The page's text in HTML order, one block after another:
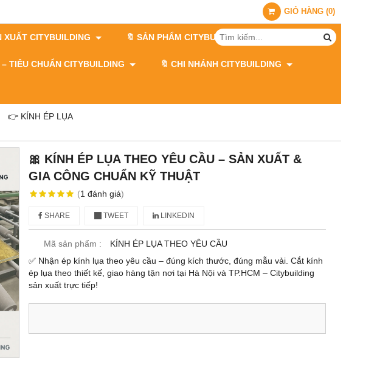
GIỎ HÀNG (0)
XUẤT CITYBUILDING 🔖 SẢN PHẨM CITYBUILDING
– TIÊU CHUẨN CITYBUILDING 🔖 CHI NHÁNH CITYBUILDING
👉 KÍNH ÉP LỤA
🎀 KÍNH ÉP LỤA THEO YÊU CẦU – SẢN XUẤT &
GIA CÔNG CHUẨN KỸ THUẬT
(1 đánh giá)
SHARE TWEET LINKEDIN
Mã sản phẩm :
KÍNH ÉP LỤA THEO YÊU CẦU
✅ Nhận ép kính lụa theo yêu cầu – đúng kích thước, đúng mẫu vải. Cắt kính
ép lụa theo thiết kế, giao hàng tận nơi tại Hà Nội và TP.HCM – Citybuilding
sản xuất trực tiếp!